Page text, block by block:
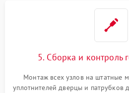
5. Сборка и контроль
Монтаж всех узлов на штатные
уплотнителей дверцы и патрубков